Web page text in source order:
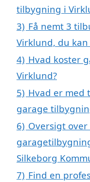
tilbygning i
3) Få nemt 3
Virklund, du
4) Hvad koster
Virklund?
5) Hvad er med
garage
6) Oversigt
Silkeborg
7) Find en